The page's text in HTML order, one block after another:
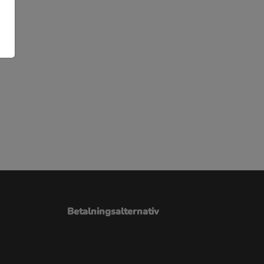
Betalningsalternativ